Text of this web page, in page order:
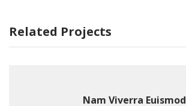
Related Projects
Nam Viverra Euismod